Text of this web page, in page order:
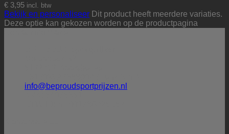
€ 3,95 incl. btw
Bekijk en personaliseer Dit product heeft meerdere variaties.
Deze optie kan gekozen worden op de productpagina
info@beproudsportprijzen.nl